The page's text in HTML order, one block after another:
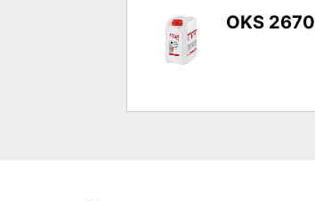
OKS 2670